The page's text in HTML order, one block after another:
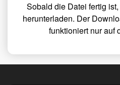
Sobald die Datei fertig
herunterladen. Der
funktioniert nur auf